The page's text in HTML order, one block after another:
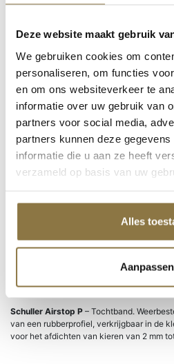
Deze website maakt gebruik
We gebruiken cookies om
personaliseren, om functies
en om ons websiteverkeer te
informatie over uw gebruik van
partners voor social media,
partners kunnen deze
informatie die u aan ze heeft
verzameld op basis van uw
Alles
Aanpassen
CombiColor
Grondverven
Producten van Zinsser
Productcategorieën
Home Schuller Non-paint
Tochtband
Airstop
Schuller Airstop E– Tochtband.
voor het afdichten van kieren van 1 mm tot
Schuller Airstop P – Tochtband.
van een rubberprofiel, verkrijgbaar in de
voor het afdichten van kieren van 2 mm